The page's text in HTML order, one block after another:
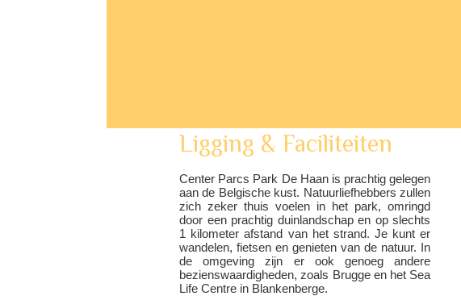
Ligging & Faciliteiten
Center Parcs Park De Haan is prachtig gelegen
aan de Belgische kust. Natuurliefhebbers zullen
zich zeker thuis voelen in het park, omringd
door een prachtig duinlandschap en op slechts
1 kilometer afstand van het strand. Je kunt er
wandelen, fietsen en genieten van de natuur. In
de omgeving zijn er ook genoeg andere
bezienswaardigheden, zoals Brugge en het Sea
Life Centre in Blankenberge.